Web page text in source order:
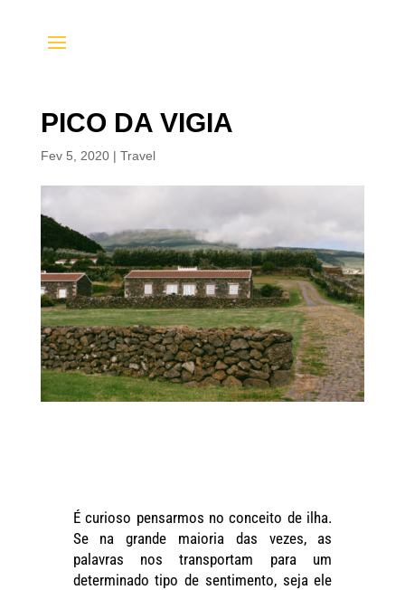
PICO DA VIGIA
Fev 5, 2020| Travel
É curioso pensarmos no conceito de ilha.
Se na grande maioria das vezes, as
palavras nos transportam para um
determinado tipo de sentimento, seja ele